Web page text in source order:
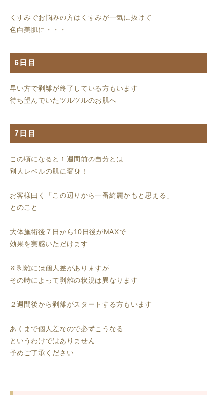
くすみでお悩みの方はくすみが一気に抜けて
色白美肌に・・・
6日目
早い方で剥離が終了している方もいます
待ち望んでいたツルツルのお肌へ
7日目
この頃になると１週間前の自分とは
別人レベルの肌に変身！
お客様曰く「この辺りから一番綺麗かもと思える」
とのこと
大体施術後７日から10日後がMAXで
効果を実感いただけます
※剥離には個人差がありますが
その時によって剥離の状況は異なります
２週間後から剥離がスタートする方もいます
あくまで個人差なので必ずこうなる
というわけではありません
予めご了承ください